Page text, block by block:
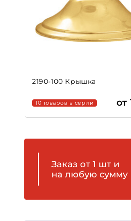
2190-100 Крышка
10 товаров в серии от
Заказ от 1 шт и
на любую сумму